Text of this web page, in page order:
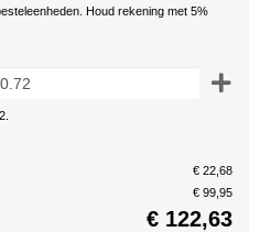
Houd rekening met 5%
€ 22,68
€ 99,95
€ 122,63